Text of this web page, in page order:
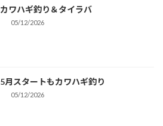
カワハギ釣り＆タイラバ
05/12/2026
5月スタートもカワハギ釣り
05/12/2026